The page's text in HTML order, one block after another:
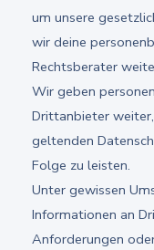
um unsere
wir deine
Rechtsberater
Wir geben
Drittanbieter
geltenden
Folge zu leisten.
Unter gewissen
Informationen an
Anforderungen